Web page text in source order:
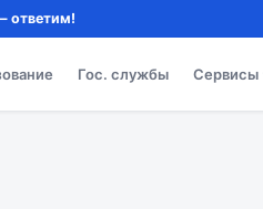
ответим!
Гос. службы Сервисы